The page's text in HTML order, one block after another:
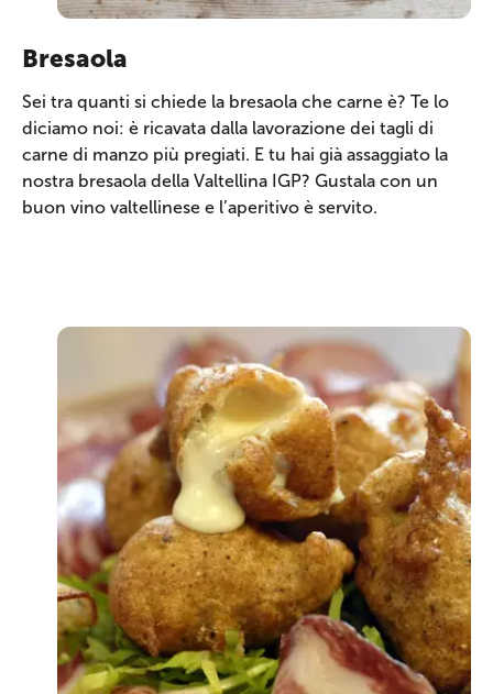
Bresaola
Sei tra quanti si chiede la bresaola che carne è? Te lo
diciamo noi: è ricavata dalla lavorazione dei tagli di
carne di manzo più pregiati. E tu hai già assaggiato la
nostra bresaola della Valtellina IGP? Gustala con un
buon vino valtellinese e l’aperitivo è servito.